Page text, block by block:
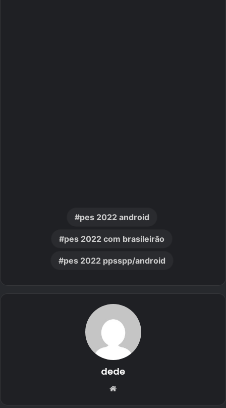
pes 2022 android
pes 2022 com brasileirão
pes 2022 ppsspp/android
dede
Website